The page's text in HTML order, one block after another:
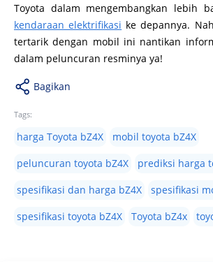
Toyota dalam mengembangkan lebih
kendaraan elektrifikasi ke depannya.
tertarik dengan mobil ini nantikan
dalam peluncuran resminya ya!
Bagikan
Tags:
harga Toyota bZ4X
mobil toyota bZ4X
peluncuran toyota bZ4X
prediksi harga
spesifikasi dan harga bZ4X
spesifikasi
spesifikasi toyota bZ4X
Toyota bZ4x